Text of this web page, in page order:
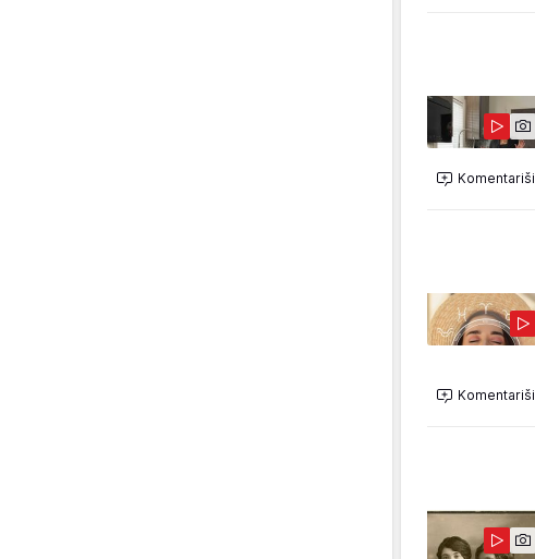
Komentariši
Komentariši